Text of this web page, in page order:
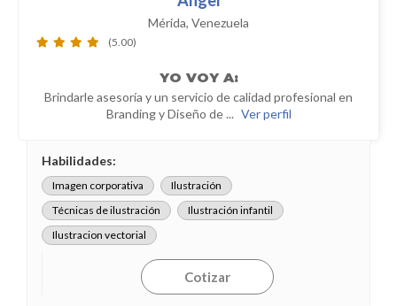
Mérida, Venezuela
(5.00)
YO VOY A:
Brindarle asesoría y un servicio de calidad profesional en
Branding y Diseño de ... Ver perfil
Habilidades:
Imagen corporativa
Ilustración
Técnicas de ilustración
Ilustración infantil
Ilustracion vectorial
Cotizar